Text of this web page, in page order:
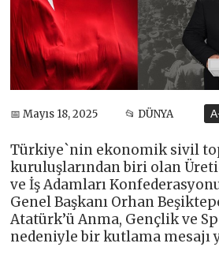
📅 Mayıs 18, 2025 📂 DÜNYA
Türkiye`nin ekonomik sivil
kuruluşlarından biri olan
ve İş Adamları
Genel Başkanı Orhan
Atatürk’ü Anma, Gençlik ve
nedeniyle bir kutlama mesajı